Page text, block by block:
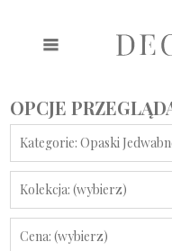
OPCJE
Kategorie: Opaski
Kolekcja: (wybierz)
Cena: (wybierz)